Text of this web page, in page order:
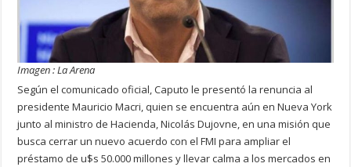
Imagen : La Arena
Según el comunicado oficial, Caputo le presentó la renuncia al
presidente Mauricio Macri, quien se encuentra aún en Nueva York
junto al ministro de Hacienda, Nicolás Dujovne, en una misión que
busca cerrar un nuevo acuerdo con el FMI para ampliar el
préstamo de u$s 50.000 millones y llevar calma a los mercados en